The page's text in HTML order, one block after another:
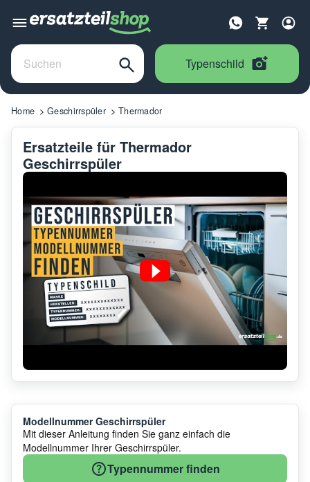
Typenschild
Home Geschirrspüler Thermador
Ersatzteile für Thermador
Geschirrspüler
Modellnummer Geschirrspüler
Mit dieser Anleitung finden Sie ganz einfach die
Modellnummer Ihrer Geschirrspüler.
Typennummer finden